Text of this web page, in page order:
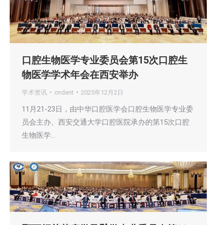
口腔生物医学专业委员会第15次口腔生
物医学学术年会在西安举办
学术资讯 cndent 2025年12月2日
11月21-23日，由中华口腔医学会口腔生物医学专业委
员会主办、西安交通大学口腔医院承办的第15次口腔
生物医学…